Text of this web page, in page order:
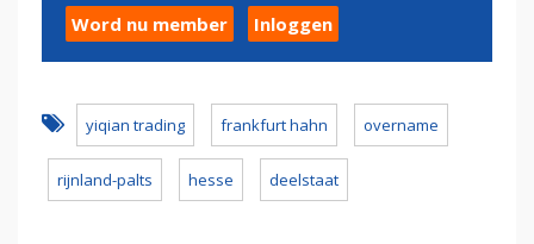
Word nu member Inloggen
yiqian trading frankfurt hahn overname
rijnland-palts hesse deelstaat